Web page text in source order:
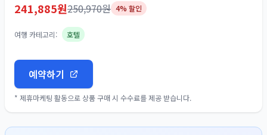
241,885원250,970원 4% 할인
여행 카테고리: 호텔
예약하기
* 제휴마케팅 활동으로 상품 구매 시 수수료를 제공 받습니다.